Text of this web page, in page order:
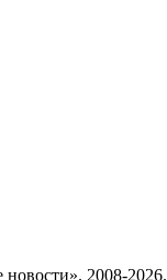
2008-2026.